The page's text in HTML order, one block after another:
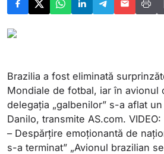
Brazilia a fost eliminată
Mondiale de fotbal, iar în avionul
delegația „galbenilor” s-a aflat
Danilo, transmite AS.com.
– Despărțire emoționantă de
s-a terminat” „Avionul brazilian